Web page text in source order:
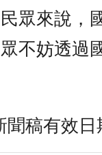
眾來說，
不妨透過
聞稿有效日